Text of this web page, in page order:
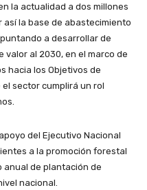
la actualidad a dos millones
la base de abastecimiento
a desarrollar de
al 2030, en el marco de
hacia los Objetivos de
sector cumplirá un rol
del Ejecutivo Nacional
a la promoción forestal
anual de plantación de
nacional.